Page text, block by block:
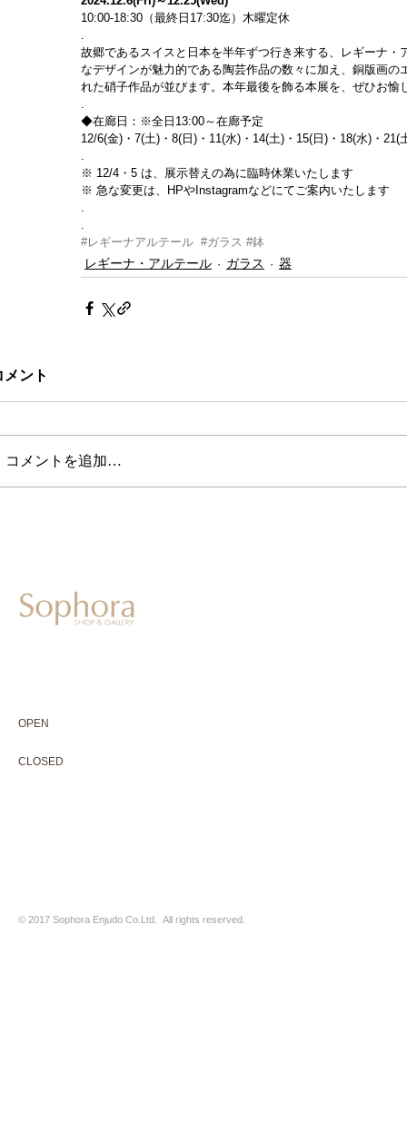
10:00-18:30（最終日17:30迄）木曜定休
.
故郷であるスイスと日本を半年ずつ行き来する、レギーナ
なデザインが魅力的である陶芸作品の数々に加え、銅版画
れた硝子作品が並びます。本年最後を飾る本展を、ぜひお愉
.
◆在廊日：※全日13:00～在廊予定
12/6(金)・7(土)・8(日)・11(水)・14(土)・15(日)・18(水)・21(
.
※ 12/4・5 は、展示替えの為に臨時休業いたします
※ 急な変更は、HPやInstagramなどにてご案内いたします
.
.
#レギーナアルテール #ガラス #鉢
レギーナ・アルテール ガラス 器
メント
コメントを追加…
OPEN
CLOSED
© 2017 Sophora Enjudo Co.Ltd. All rights reserved.